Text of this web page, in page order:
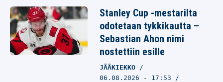
Stanley Cup -mestarilta
odotetaan tykkikautta –
Sebastian Ahon nimi
nostettiin esille
JÄÄKIEKKO
06.08.2026 - 17:53